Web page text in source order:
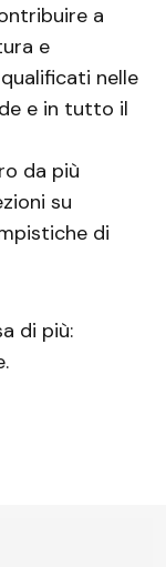
a
e
nelle
e in tutto il
da più
su
di
di più: